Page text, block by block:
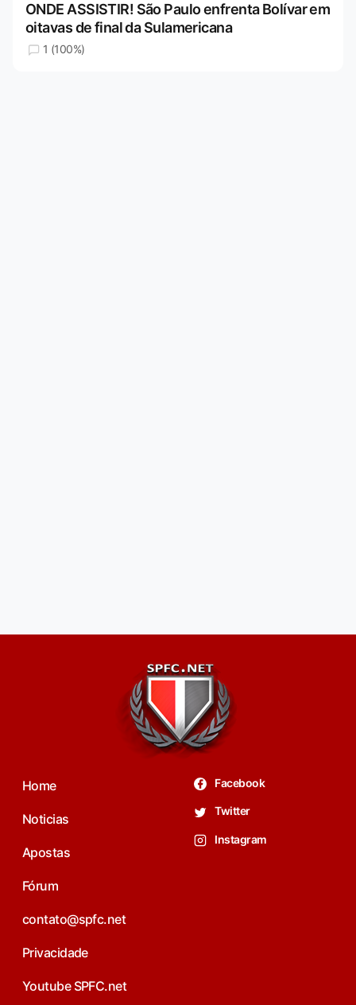
ONDE ASSISTIR! São Paulo enfrenta Bolívar em
oitavas de final da Sulamericana
1 (100%)
Home
Noticias
Apostas
Fórum
contato@spfc.net
Privacidade
Youtube SPFC.net
Facebook
Twitter
Instagram